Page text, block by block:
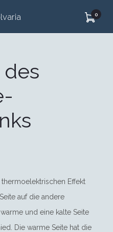
0
Effekt
auf die andere
und eine kalte Seite
Die warme Seite hat die